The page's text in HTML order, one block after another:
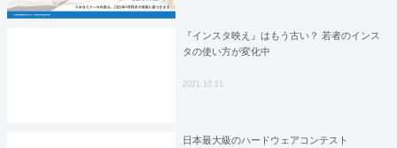
『インスタ映え』はもう古い？ 若者のインス
タの使い方が変化中
2021.10.11
日本最大級のハードウェアコンテスト